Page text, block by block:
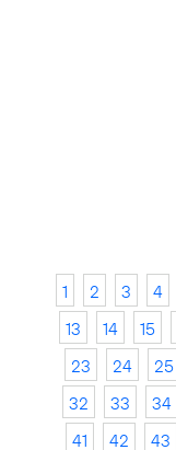
1 2 3 4
13
14 15
23
24 25
32
33 34
41
42 43